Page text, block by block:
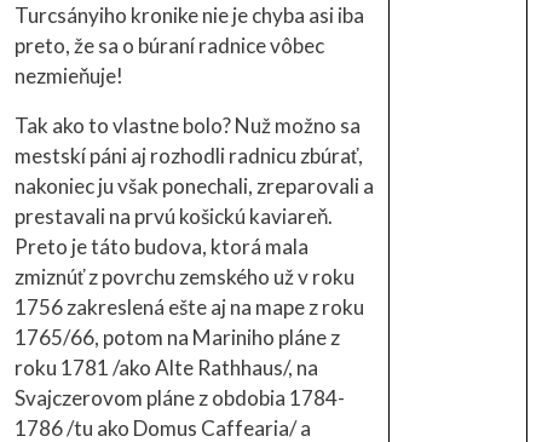
Turcsányiho kronike nie je chyba asi iba
preto, že sa o búraní radnice vôbec
nezmieňuje!
Tak ako to vlastne bolo? Nuž možno sa
mestskí páni aj rozhodli radnicu zbúrať,
nakoniec ju však ponechali, zreparovali a
prestavali na prvú košickú kaviareň.
Preto je táto budova, ktorá mala
zmiznúť z povrchu zemského už v roku
1756 zakreslená ešte aj na mape z roku
1765/66, potom na Mariniho pláne z
roku 1781 /ako Alte Rathhaus/, na
Svajczerovom pláne z obdobia 1784-
1786 /tu ako Domus Caffearia/ a